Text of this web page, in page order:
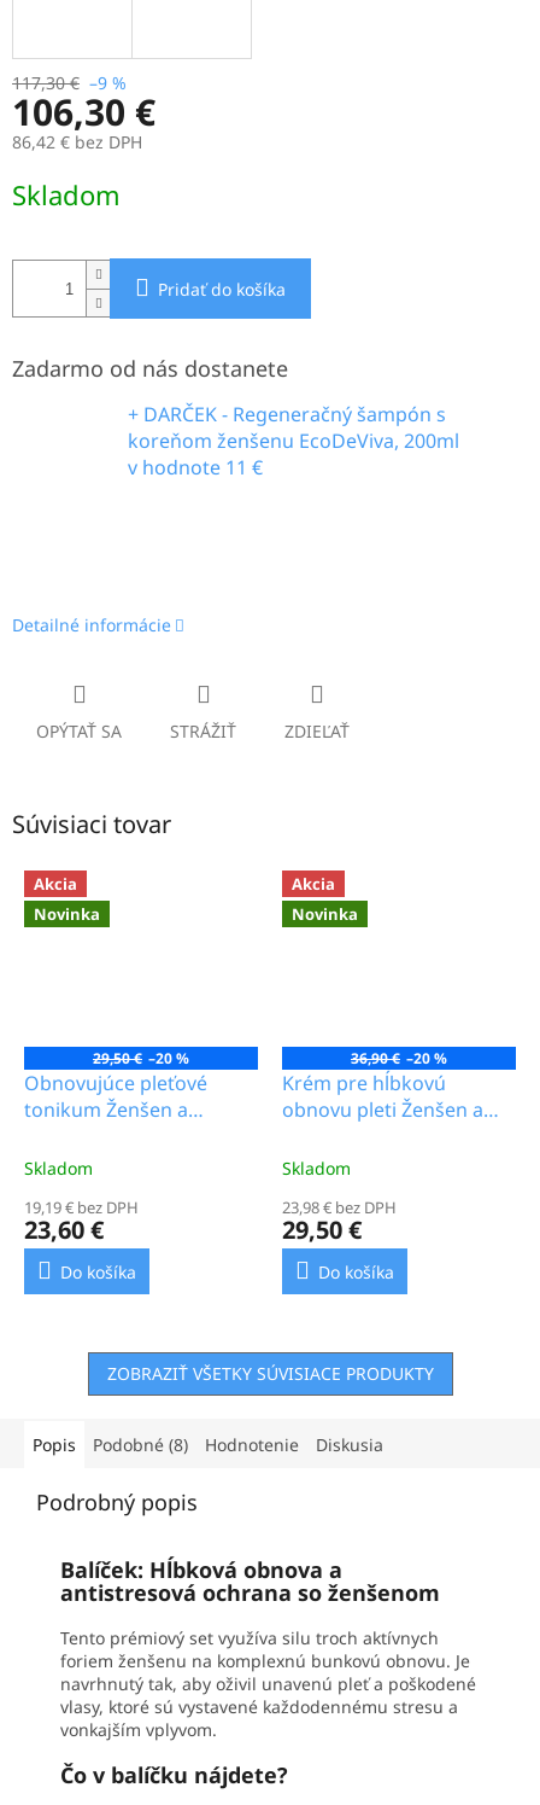
117,30 € –9 %
106,30 €
86,42 € bez DPH
cena:
Skladom
Pridať do košíka
Zadarmo od nás dostanete
+ DARČEK - Regeneračný šampón s
koreňom ženšenu EcoDeViva, 200ml
v hodnote 11 €
Detailné informácie
OPÝTAŤ SA STRÁŽIŤ ZDIEĽAŤ
Súvisiaci tovar
Akcia
Novinka
29,50 € –20 %
Obnovujúce pleťové
tonikum Ženšen a
Skladom
19,19 € bez DPH
23,60 €
Do košíka
Akcia
Novinka
36,90 € –20 %
Krém pre hĺbkovú
obnovu pleti Ženšen a
Skladom
23,98 € bez DPH
29,50 €
Do košíka
ZOBRAZIŤ VŠETKY SÚVISIACE PRODUKTY
Popis Podobné (8) Hodnotenie Diskusia
Podrobný popis
Balíček: Hĺbková obnova a
antistresová ochrana so ženšenom
Tento prémiový set využíva silu troch aktívnych
foriem ženšenu na komplexnú bunkovú obnovu. Je
navrhnutý tak, aby oživil unavenú pleť a poškodené
vlasy, ktoré sú vystavené každodennému stresu a
vonkajším vplyvom.
Čo v balíčku nájdete?